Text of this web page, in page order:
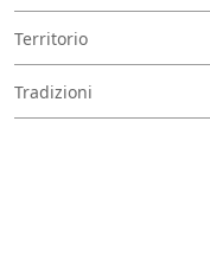
Territorio
Tradizioni